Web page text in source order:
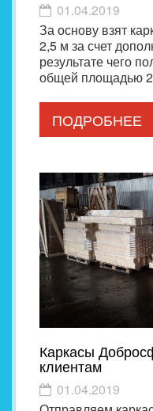
01.04.2019
За основу взят
2,5 м за счет
результате чего
общей площадью
ПОДРОБНЕЕ
Каркасы
клиентам
01.04.2019